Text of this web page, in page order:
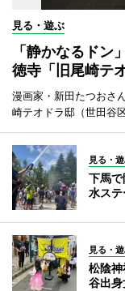
見る・遊ぶ
「静かなるド
徳寺「旧尾崎テ
漫画家・新田たつおさ
崎テオドラ邸（世田谷
見る・
下馬
水ス
見る・
松陰
谷出